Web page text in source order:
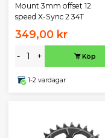
Mount 3mm offset 12
speed X-Sync 2 34T
349,00 kr
- + Köp
1-2 vardagar